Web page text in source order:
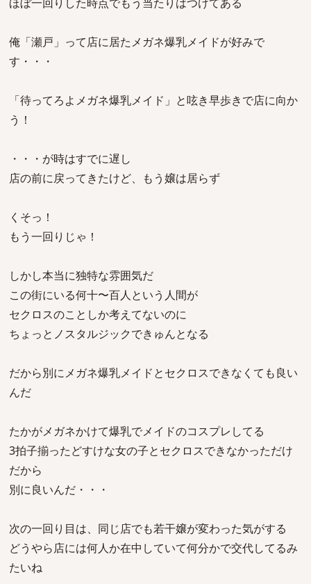
俺「瀬戸」って店に居たメガネ爆乳メイドが好みで
す・・・
「待ってろよメガネ爆乳メイド」と呟き早歩きで店に向か
う！
・・・が時はすでに遅し
店の前に戻ってきたけど、もう嬢は居らず
くそっ！
もう一回りじゃ！
しかし本当に独特な雰囲気だ
この街にいる何十〜百人という人間が
セクロスのことしか考えてないのに
ちょっとノスタルジックできゅんとなる
だから別にメガネ爆乳メイドとセクロスできなくても良い
んだ
たかがメガネかけて爆乳でメイドのコスプレしてる
3拍子揃ったどすけな女の子とセクロスできなかっただけ
だから
別に良いんだ・・・
次の一回り目は、同じ店でも若干嬢が変わった気がする
どうやら店には何人か在中していて何分かで交代してるみ
たいね